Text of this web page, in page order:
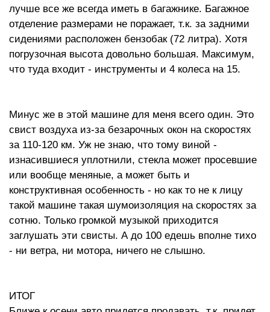
лучше все же всегда иметь в багажнике. Багажное
отделение размерами не поражает, т.к. за задними
сидениями расположен бензобак (72 литра). Хотя
погрузочная высота довольно большая. Максимум,
что туда входит - инструменты и 4 колеса на 15.
Минус же в этой машине для меня всего один. Это
свист воздуха из-за безарочных окон на скоростях
за 110-120 км. Уж не знаю, что тому виной -
изнасившиеся уплотнили, стекла может просевшие
или вообще меняные, а может быть и
конструктивная особенность - но как то не к лицу
такой машине такая шумоизоляция на скоростях за
сотню. Только громкой музыкой приходится
заглушать эти свисты. А до 100 едешь вполне тихо
- ни ветра, ни мотора, ничего не слышно.
ИТОГ